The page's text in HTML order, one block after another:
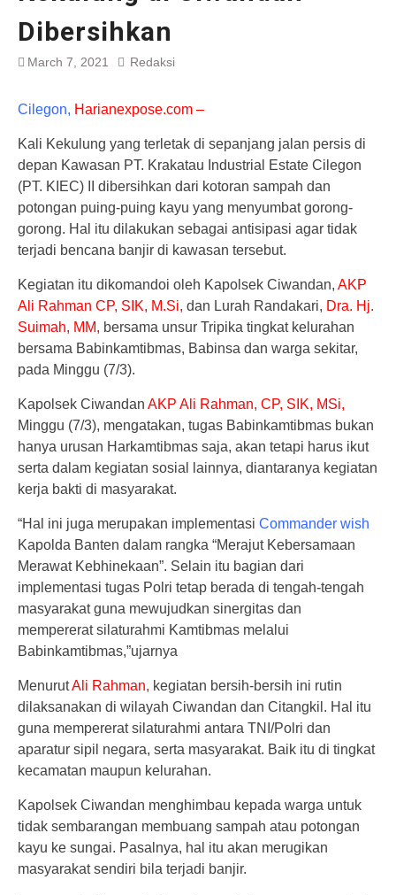
Dibersihkan
March 7, 2021 Redaksi
Cilegon, Harianexpose.com –
Kali Kekulung yang terletak di sepanjang jalan persis di
depan Kawasan PT. Krakatau Industrial Estate Cilegon
(PT. KIEC) II dibersihkan dari kotoran sampah dan
potongan puing-puing kayu yang menyumbat gorong-
gorong. Hal itu dilakukan sebagai antisipasi agar tidak
terjadi bencana banjir di kawasan tersebut.
Kegiatan itu dikomandoi oleh Kapolsek Ciwandan, AKP
Ali Rahman CP, SIK, M.Si, dan Lurah Randakari, Dra. Hj.
Suimah, MM, bersama unsur Tripika tingkat kelurahan
bersama Babinkamtibmas, Babinsa dan warga sekitar,
pada Minggu (7/3).
Kapolsek Ciwandan AKP Ali Rahman, CP, SIK, MSi,
Minggu (7/3), mengatakan, tugas Babinkamtibmas bukan
hanya urusan Harkamtibmas saja, akan tetapi harus ikut
serta dalam kegiatan sosial lainnya, diantaranya kegiatan
kerja bakti di masyarakat.
“Hal ini juga merupakan implementasi Commander wish
Kapolda Banten dalam rangka “Merajut Kebersamaan
Merawat Kebhinekaan”. Selain itu bagian dari
implementasi tugas Polri tetap berada di tengah-tengah
masyarakat guna mewujudkan sinergitas dan
mempererat silaturahmi Kamtibmas melalui
Babinkamtibmas,”ujarnya
MenurutAli Rahman, kegiatan bersih-bersih ini rutin
dilaksanakan di wilayah Ciwandan dan Citangkil. Hal itu
guna mempererat silaturahmi antara TNI/Polri dan
aparatur sipil negara, serta masyarakat. Baik itu di tingkat
kecamatan maupun kelurahan.
Kapolsek Ciwandan menghimbau kepada warga untuk
tidak sembarangan membuang sampah atau potongan
kayu ke sungai. Pasalnya, hal itu akan merugikan
masyarakat sendiri bila terjadi banjir.